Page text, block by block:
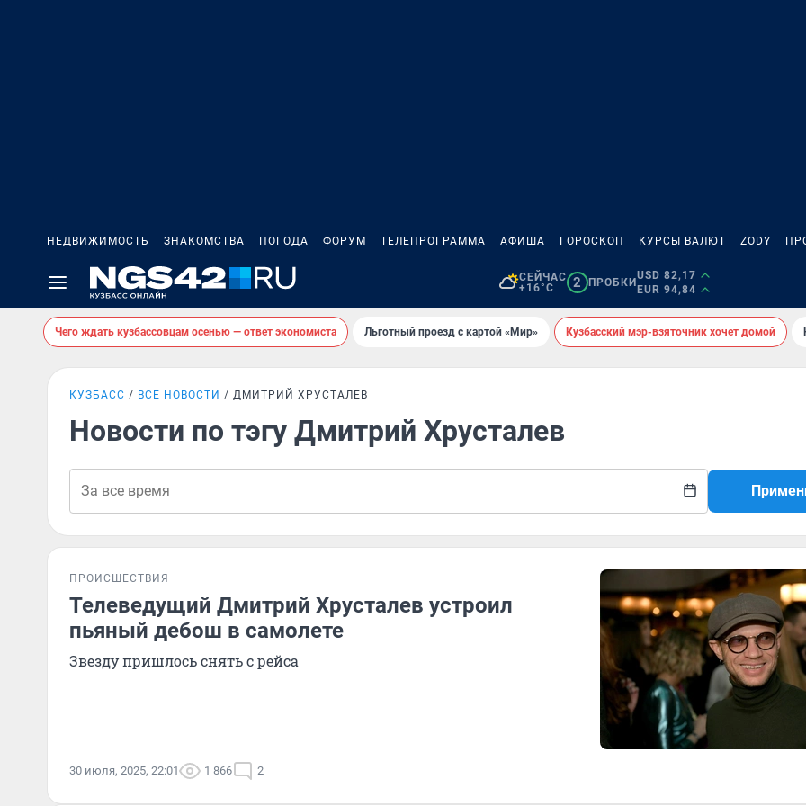
НЕДВИЖИМОСТЬ ЗНАКОМСТВА ПОГОДА ФОРУМ ТЕЛЕПРОГРАММА АФИША ГОРОСКОП КУРСЫ ВАЛЮТ ZODY
СЕЙЧАС
+16°C
2 ПРОБКИ
USD 82,17
EUR 94,84
Чего ждать кузбассовцам осенью — ответ экономиста Льготный проезд с картой «Мир» Кузбасский мэр-взяточник хочет домой
КУЗБАСС ВСЕ НОВОСТИ ДМИТРИЙ ХРУСТАЛЕВ
Новости по тэгу Дмитрий Хрусталев
ПРОИСШЕСТВИЯ
Телеведущий Дмитрий Хрусталев устроил
пьяный дебош в самолете
Звезду пришлось снять с рейса
30 июля, 2025, 22:01 1 866 2